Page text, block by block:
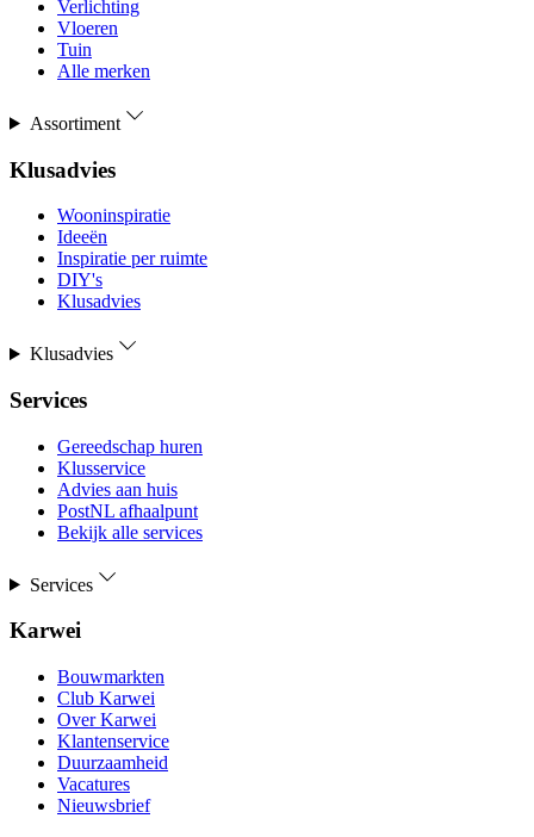
Verlichting
Vloeren
Tuin
Alle merken
Assortiment
Klusadvies
Wooninspiratie
Ideeën
Inspiratie per ruimte
DIY's
Klusadvies
Klusadvies
Services
Gereedschap huren
Klusservice
Advies aan huis
PostNL afhaalpunt
Bekijk alle services
Services
Karwei
Bouwmarkten
Club Karwei
Over Karwei
Klantenservice
Duurzaamheid
Vacatures
Nieuwsbrief